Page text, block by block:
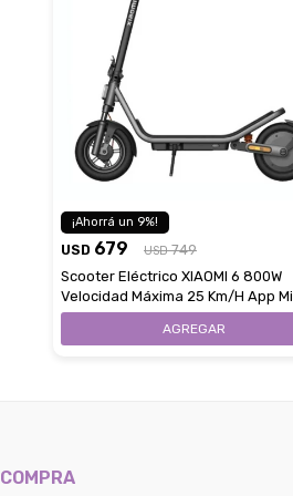
9
USD 679 USD 749
Scooter Eléctrico XIAOMI 6 800W
Velocidad Máxima 25 Km/H App Mi
Home
COMPRA